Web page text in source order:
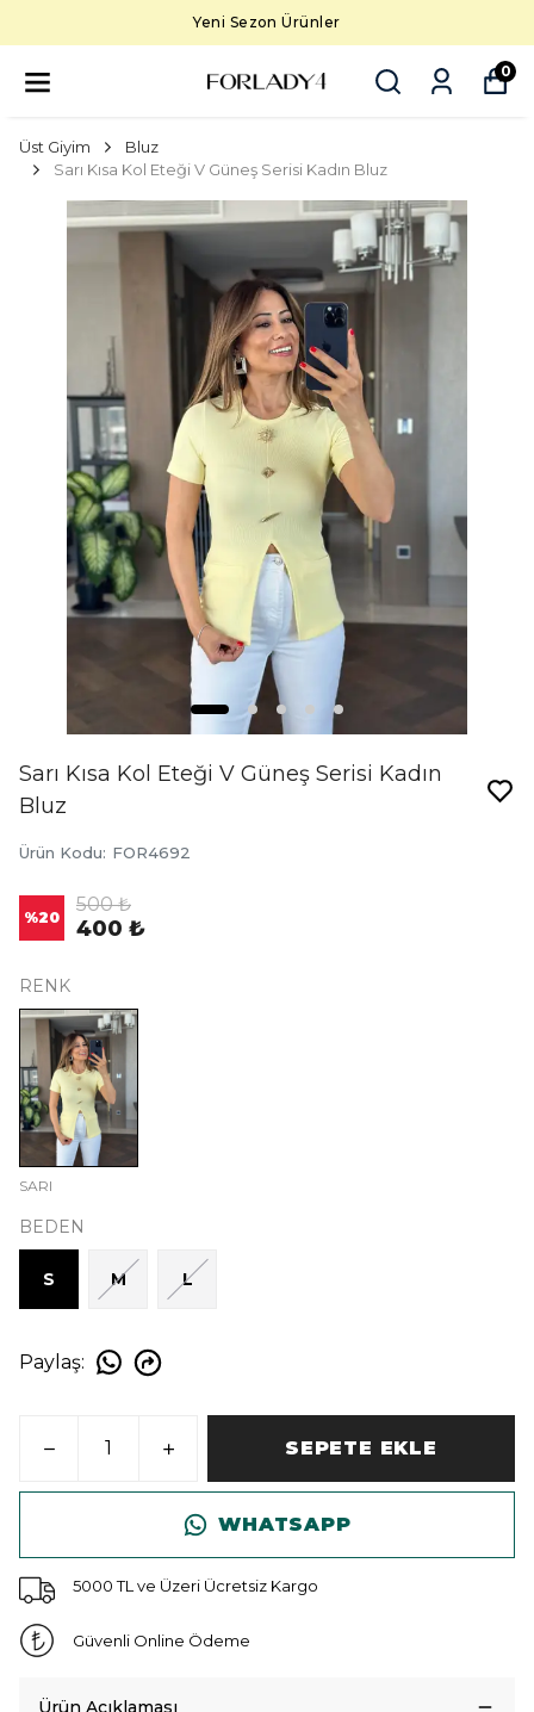
Yeni Sezon Ürünler
0
Üst Giyim
Bluz
Sarı Kısa Kol Eteği V Güneş Serisi Kadın Bluz
Sarı Kısa Kol Eteği V Güneş Serisi Kadın
Bluz
Ürün Kodu: FOR4692
%20
500 ₺
400 ₺
RENK
SARI
BEDEN
S M L
Paylaş:
SEPETE EKLE
WHATSAPP
5000 TL ve Üzeri Ücretsiz Kargo
Güvenli Online Ödeme
Ürün Açıklaması